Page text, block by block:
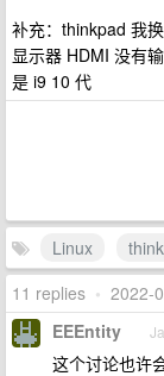
补充：thinkpad 我
显示器 HDMI 没有
是 i9 10 代
Linux
11 replies • 2022-
EEEntity
这个讨论也许